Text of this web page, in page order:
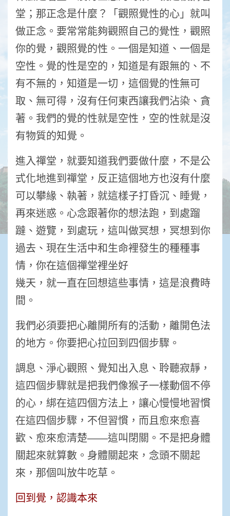
堂；那正念是什麼？「觀照覺性的心」就叫
做正念。要常常能夠觀照自己的覺性，觀照
你的覺，觀照覺的性。一個是知道、一個是
空性。覺的性是空的，知道是有跟無的、不
有不無的，知道是一切，這個覺的性無可
取、無可得，沒有任何東西讓我們沾染、貪
著。我們的覺的性就是空性，空的性就是沒
有物質的知覺。
進入禪堂，就要知道我們要做什麼，不是公
式化地進到禪堂，反正這個地方也沒有什麼
可以攀緣、執著，就這樣子打昏沉、睡覺，
再來迷惑。心念跟著你的想法跑，到處蹓
躂、遊覽，到處玩，這叫做冥想，冥想到你
過去、現在生活中和生命裡發生的種種事
情，你在這個禪堂裡坐好
幾天，就一直在回想這些事情，這是浪費時
間。
我們必須要把心離開所有的活動，離開色法
的地方。你要把心拉回到四個步驟。
調息、淨心觀照、覺知出入息、聆聽寂靜，
這四個步驟就是把我們像猴子一樣動個不停
的心，綁在這四個方法上，讓心慢慢地習慣
在這四個步驟，不但習慣，而且愈來愈喜
歡、愈來愈清楚――這叫閉關。不是把身體
關起來就算數。身體關起來，念頭不關起
來，那個叫放牛吃草。
回到覺，認識本來